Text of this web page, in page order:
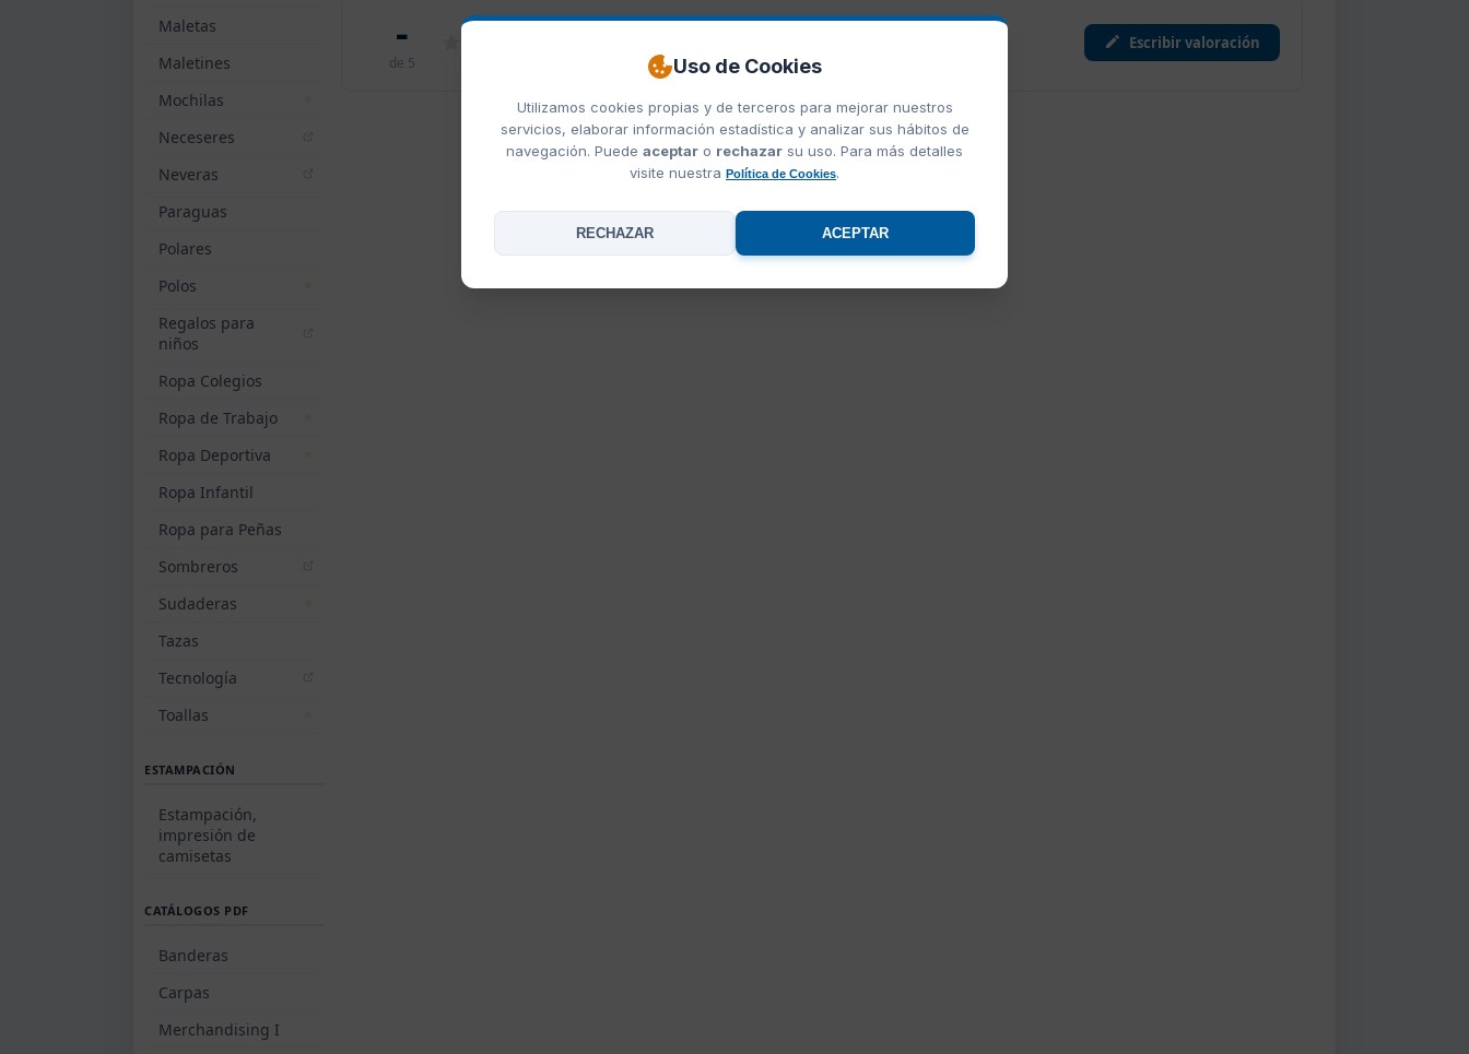
Uso de Cookies
Utilizamos cookies propias y de terceros para mejorar nuestros
servicios, elaborar información estadística y analizar sus hábitos de
navegación. Puede aceptar o rechazar su uso. Para más detalles
visite nuestra Política de Cookies.
RECHAZAR ACEPTAR
Maletas
Maletines
Mochilas
Neceseres
Neveras
Paraguas
Polares
Polos
Regalos para
niños
Ropa Colegios
Ropa de Trabajo
Ropa Deportiva
Ropa Infantil
Ropa para Peñas
Sombreros
Sudaderas
Tazas
Tecnología
Toallas
ESTAMPACIÓN
Estampación,
impresión de
camisetas
CATÁLOGOS PDF
Banderas
Carpas
Merchandising I
-
de 5
Escribir valoración